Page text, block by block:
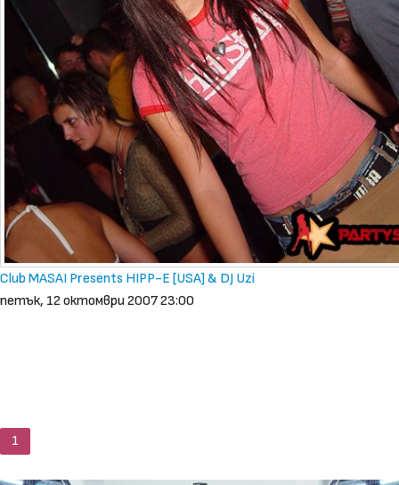
Club MASAI Presents HIPP-E [USA] & DJ Uzi
петък, 12 октомври 2007 23:00
1